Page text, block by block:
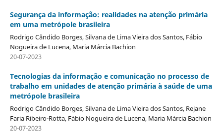
Segurança da informação: realidades na atenção primária
em uma metrópole brasileira
Rodrigo Cândido Borges, Silvana de Lima Vieira dos Santos, Fábio
Nogueira de Lucena, Maria Márcia Bachion
20-07-2023
Tecnologias da informação e comunicação no processo de
trabalho em unidades de atenção primária à saúde de uma
metrópole brasileira
Rodrigo Cândido Borges, Silvana de Lima Vieira dos Santos, Rejane
Faria Ribeiro-Rotta, Fábio Nogueira de Lucena, Maria Márcia Bachion
20-07-2023